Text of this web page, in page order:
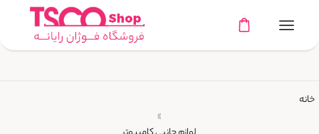
خانه
»